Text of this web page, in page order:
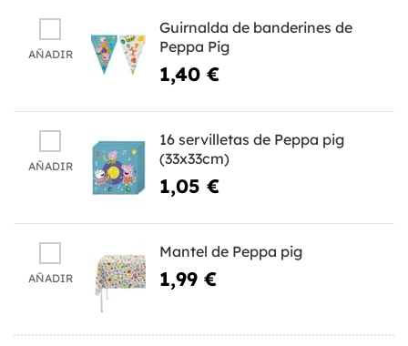
AÑADIR
Guirnalda de banderines de
Peppa Pig
1,40 €
AÑADIR
16 servilletas de Peppa pig
(33x33cm)
1,05 €
AÑADIR
Mantel de Peppa pig
1,99 €